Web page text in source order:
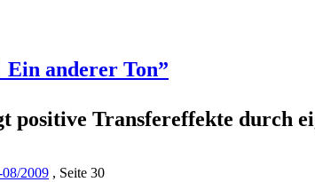
Ein anderer Ton”
positive Transfereffekte durch
08/2009 , Seite 30